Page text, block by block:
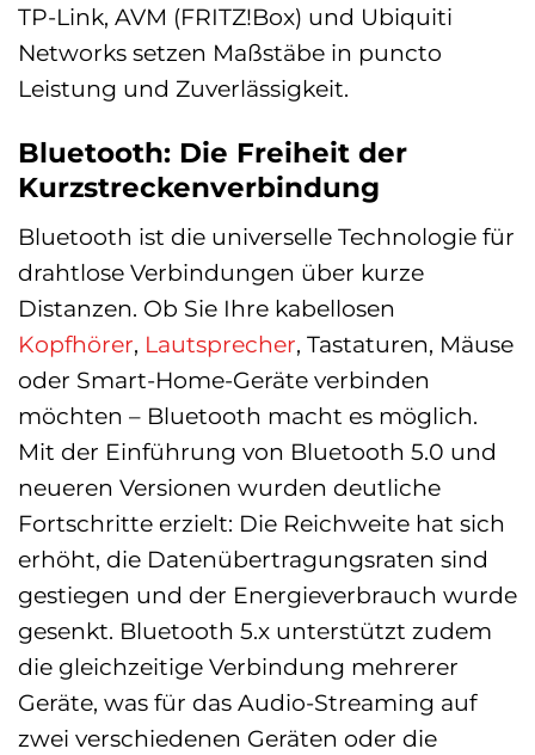
TP-Link, AVM (FRITZ!Box) und Ubiquiti
Networks setzen Maßstäbe in puncto
Leistung und Zuverlässigkeit.
Bluetooth: Die Freiheit der
Kurzstreckenverbindung
Bluetooth ist die universelle Technologie für
drahtlose Verbindungen über kurze
Distanzen. Ob Sie Ihre kabellosen
Kopfhörer, Lautsprecher, Tastaturen, Mäuse
oder Smart-Home-Geräte verbinden
möchten – Bluetooth macht es möglich.
Mit der Einführung von Bluetooth 5.0 und
neueren Versionen wurden deutliche
Fortschritte erzielt: Die Reichweite hat sich
erhöht, die Datenübertragungsraten sind
gestiegen und der Energieverbrauch wurde
gesenkt. Bluetooth 5.x unterstützt zudem
die gleichzeitige Verbindung mehrerer
Geräte, was für das Audio-Streaming auf
zwei verschiedenen Geräten oder die